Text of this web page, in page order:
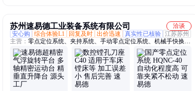
苏州速易德工业装备系统有限公司
洽谈
安心购
综合体验L1 回复及时 出价迅速 真实性已核验 江苏苏州
主营： 零点定位系统、夹持系统、手动零点定位系统、机械手快换系
统、自定心虎钳、自动化生产线、刀柄快换系统、抓取系统、刀柄快
换系统手动刀座、零点定位快速夹持装置、零位快速夹持锁定系统、
零点快速更换夹持系统、零位快换工装夹具、零点快速锁紧系统、快
速零点锁定夹持系统、零点快捷夹持系统、快速零点夹持装置、高夹
持力零点定位系统、卧式零点快换夹持系统、零点快换夹持系统、高